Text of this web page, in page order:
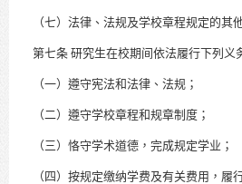
（七）法律、法规及学校章程规定的其
第七条 研究生在校期间依法履行下列义
（一）遵守宪法和法律、法规；
（二）遵守学校章程和规章制度；
（三） 恪守学术道德， 完成规定学业；
（四）按规定缴纳学费及有关费用，履